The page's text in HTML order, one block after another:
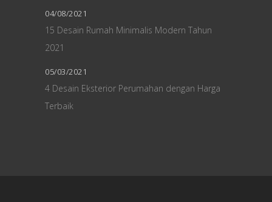
04/08/2021
15 Desain Rumah Minimalis Modern Tahun
2021
05/03/2021
4 Desain Eksterior Perumahan dengan Harga
Terbaik